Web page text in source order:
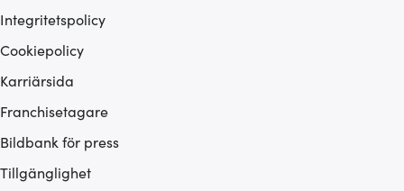
Integritetspolicy
Cookiepolicy
Karriärsida
Franchisetagare
Bildbank för press
Tillgänglighet